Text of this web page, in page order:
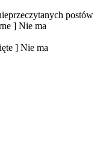
postów
] Nie ma
] Nie ma